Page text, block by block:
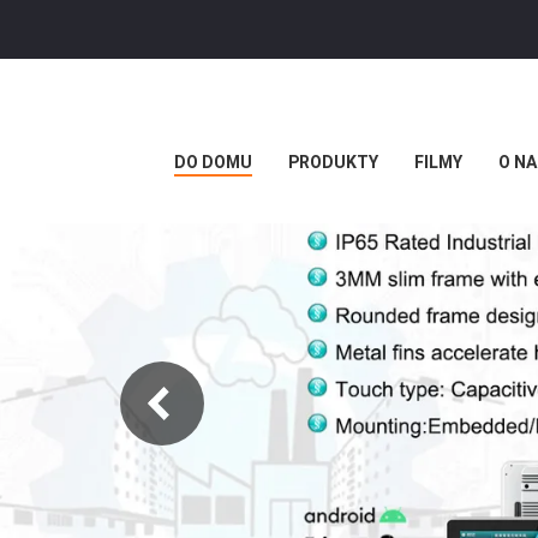
DO DOMU PRODUKTY FILMY O